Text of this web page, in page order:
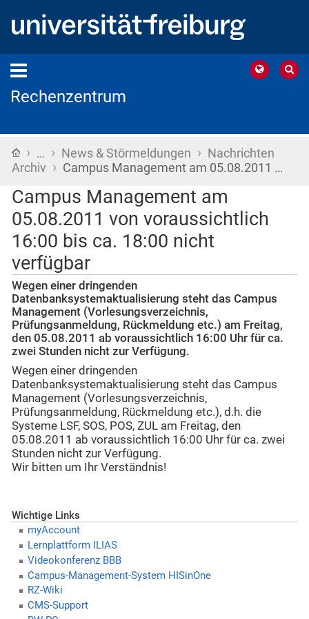
Rechenzentrum
Startseite
› … › News & Störmeldungen › Nachrichten
Archiv › Campus Management am 05.08.2011 …
Campus Management am
05.08.2011 von voraussichtlich
16:00 bis ca. 18:00 nicht
verfügbar
Wegen einer dringenden
Datenbanksystemaktualisierung steht das Campus
Management (Vorlesungsverzeichnis,
Prüfungsanmeldung, Rückmeldung etc.) am Freitag,
den 05.08.2011 ab voraussichtlich 16:00 Uhr für ca.
zwei Stunden nicht zur Verfügung.
Wegen einer dringenden
Datenbanksystemaktualisierung steht das Campus
Management (Vorlesungsverzeichnis,
Prüfungsanmeldung, Rückmeldung etc.), d.h. die
Systeme LSF, SOS, POS, ZUL am Freitag, den
05.08.2011 ab voraussichtlich 16:00 Uhr für ca. zwei
Stunden nicht zur Verfügung.
Wir bitten um Ihr Verständnis!
Wichtige Links
myAccount
Lernplattform ILIAS
Videokonferenz BBB
Campus-Management-System HISinOne
RZ-Wiki
CMS-Support